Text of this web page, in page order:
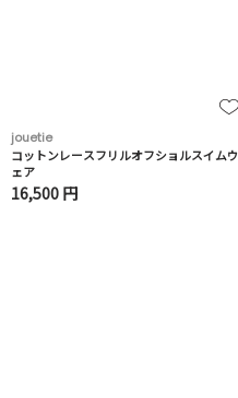
jouetie
コットンレースフリルオフショルスイムウ
ェア
16,500 円